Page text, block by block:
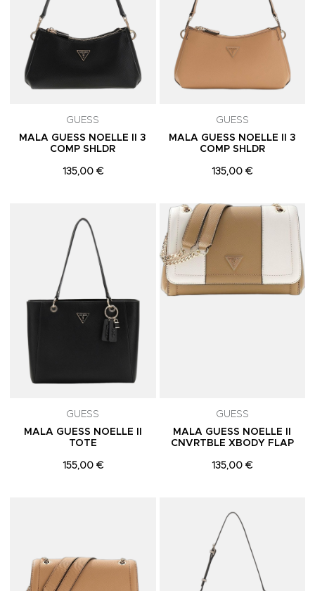
GUESS
MALA GUESS NOELLE II 3
COMP SHLDR
135,00 €
GUESS
MALA GUESS NOELLE II 3
COMP SHLDR
135,00 €
Adicionar aos Favoritos
GUESS
MALA GUESS NOELLE II
TOTE
155,00 €
GUESS
MALA GUESS NOELLE II
CNVRTBLE XBODY FLAP
135,00 €